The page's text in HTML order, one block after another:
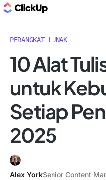
PERANGKAT LUNAK
10 Alat
untuk
Setiap
2025
Alex YorkSenior Content